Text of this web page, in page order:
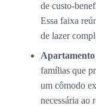
de custo-
Essa faixa
de lazer
famílias que
um cômodo
necessária ao